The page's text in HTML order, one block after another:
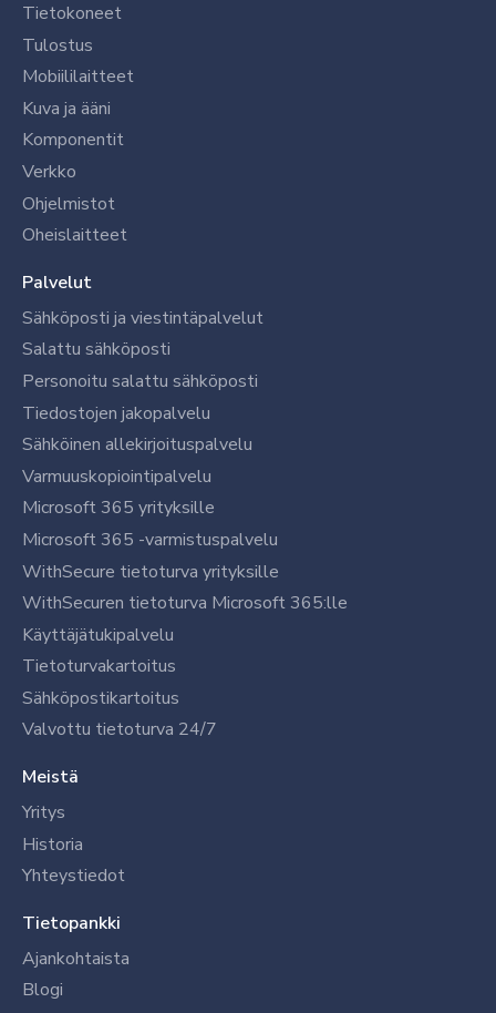
Tietokoneet
Tulostus
Mobiililaitteet
Kuva ja ääni
Komponentit
Verkko
Ohjelmistot
Oheislaitteet
Palvelut
Sähköposti ja viestintäpalvelut
Salattu sähköposti
Personoitu salattu sähköposti
Tiedostojen jakopalvelu
Sähköinen allekirjoituspalvelu
Varmuuskopiointipalvelu
Microsoft 365 yrityksille
Microsoft 365 -varmistuspalvelu
WithSecure tietoturva yrityksille
WithSecuren tietoturva Microsoft 365:lle
Käyttäjätukipalvelu
Tietoturvakartoitus
Sähköpostikartoitus
Valvottu tietoturva 24/7
Meistä
Yritys
Historia
Yhteystiedot
Tietopankki
Ajankohtaista
Blogi